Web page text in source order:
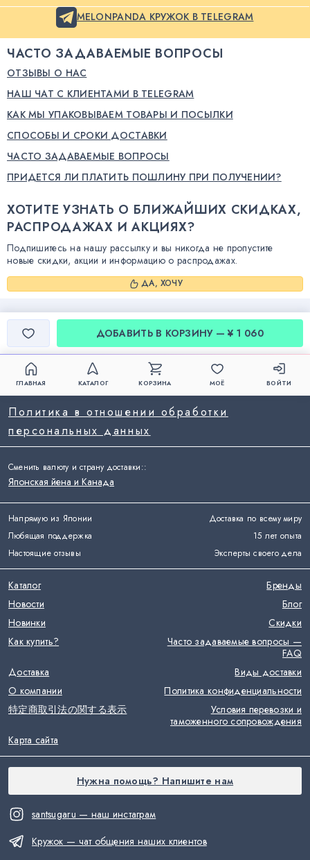
MELONPANDA КРУЖОК В TELEGRAM
ЧАСТО ЗАДАВАЕМЫЕ ВОПРОСЫ
ОТЗЫВЫ О НАС
НАШ ЧАТ С КЛИЕНТАМИ В TELEGRAM
КАК МЫ УПАКОВЫВАЕМ ТОВАРЫ И ПОСЫЛКИ
СПОСОБЫ И СРОКИ ДОСТАВКИ
ЧАСТО ЗАДАВАЕМЫЕ ВОПРОСЫ
ПРИДЕТСЯ ЛИ ПЛАТИТЬ ПОШЛИНУ ПРИ ПОЛУЧЕНИИ?
ХОТИТЕ УЗНАТЬ О БЛИЖАЙШИХ СКИДКАХ,
РАСПРОДАЖАХ И АКЦИЯХ?
Подпишитесь на нашу рассылку и вы никогда не пропустите
новые скидки, акции и информацию о распродажах.
ДА, ХОЧУ
ДОБАВИТЬ В КОРЗИНУ — ¥ 1 060
ГЛАВНАЯ КАТАЛОГ КОРЗИНА МОЁ ВОЙТИ
Напрямую из Японии
Доставка по всему миру
Любящая поддержка
15 лет опыта
Настоящие отзывы
Эксперты своего дела
santsugaru — наш инстаграм
Кружок — чат общения наших клиентов
Политика в отношении обработки
персональных данных
Каталог
Бренды
Новости
Блог
Новинки
Скидки
Как купить?
Часто задаваемые вопросы —
FAQ
Доставка
Виды доставки
О компании
Политика конфиденциальности
特定商取引法の関する表示
Условия перевозки и
таможенного сопровождения
Карта сайта
Сменить валюту и страну доставки::
Японская йена и Канада
Нужна помощь? Напишите нам